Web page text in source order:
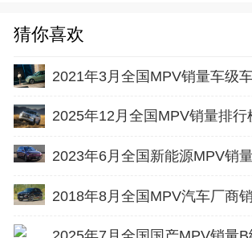
猜你喜欢
2021年3月全国MPV销量车级